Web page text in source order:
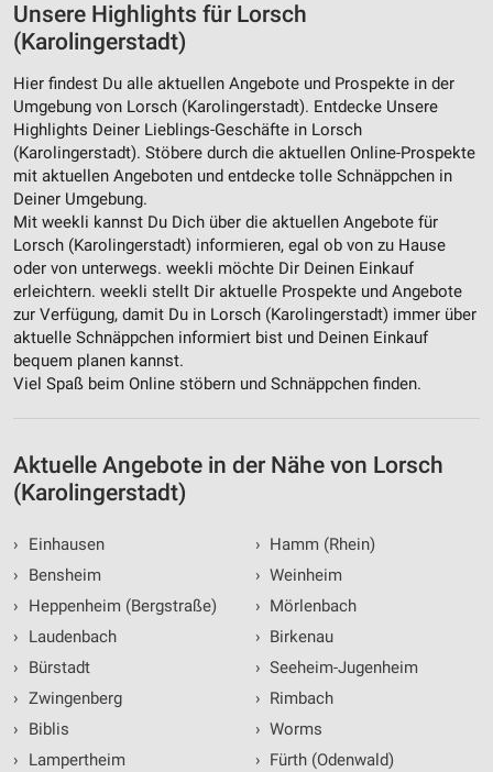
Unsere Highlights für Lorsch
(Karolingerstadt)
Hier findest Du alle aktuellen Angebote und Prospekte in der
Umgebung von Lorsch (Karolingerstadt). Entdecke Unsere
Highlights Deiner Lieblings-Geschäfte in Lorsch
(Karolingerstadt). Stöbere durch die aktuellen Online-Prospekte
mit aktuellen Angeboten und entdecke tolle Schnäppchen in
Deiner Umgebung.
Mit weekli kannst Du Dich über die aktuellen Angebote für
Lorsch (Karolingerstadt) informieren, egal ob von zu Hause
oder von unterwegs. weekli möchte Dir Deinen Einkauf
erleichtern. weekli stellt Dir aktuelle Prospekte und Angebote
zur Verfügung, damit Du in Lorsch (Karolingerstadt) immer über
aktuelle Schnäppchen informiert bist und Deinen Einkauf
bequem planen kannst.
Viel Spaß beim Online stöbern und Schnäppchen finden.
Aktuelle Angebote in der Nähe von Lorsch
(Karolingerstadt)
›
Einhausen
›
Bensheim
›
Heppenheim (Bergstraße)
›
Laudenbach
›
Bürstadt
› Zwingenberg
›
Biblis
›
Lampertheim
› Hamm (Rhein)
› Weinheim
› Mörlenbach
› Birkenau
› Seeheim-Jugenheim
› Rimbach
› Worms
› Fürth (Odenwald)